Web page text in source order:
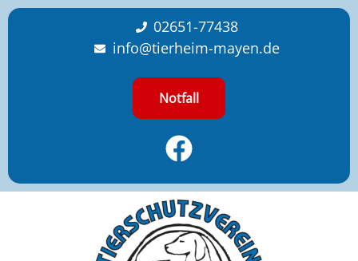
content
02651-77438
info@tierheim-mayen.de
Notfall